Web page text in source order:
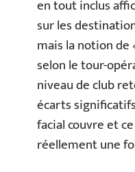
en tout inclus
sur les
mais la notion
selon le tour-
niveau de club
écarts
facial couvre et
réellement une